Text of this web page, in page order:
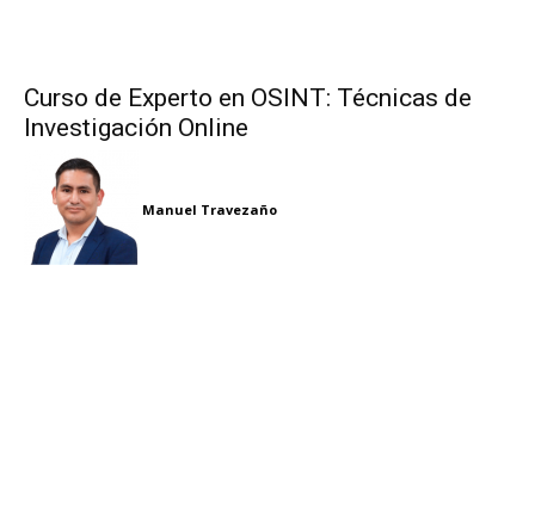
Curso de Experto en OSINT: Técnicas de
Investigación Online
Manuel Travezaño